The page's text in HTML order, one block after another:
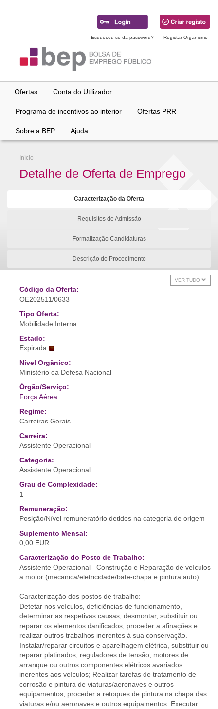
Esqueceu-se da password? Registar Organismo
Ofertas Conta do Utilizador
Programa de incentivos ao interior Ofertas PRR
Sobre a BEP Ajuda
Início
Detalhe de Oferta de Emprego
Caracterização da Oferta
Requisitos de Admissão
Formalização Candidaturas
Descrição do Procedimento
VER TUDO
Código da Oferta:
OE202511/0633
Tipo Oferta:
Mobilidade Interna
Estado:
Expirada
Nível Orgânico:
Ministério da Defesa Nacional
Órgão/Serviço:
Força Aérea
Regime:
Carreiras Gerais
Carreira:
Assistente Operacional
Categoria:
Assistente Operacional
Grau de Complexidade:
1
Remuneração:
Posição/Nível remuneratório detidos na categoria de origem
Suplemento Mensal:
0,00 EUR
Caracterização do Posto de Trabalho:
Assistente Operacional –Construção e Reparação de veículos
a motor (mecânica/eletricidade/bate-chapa e pintura auto)
Caracterização dos postos de trabalho:
Detetar nos veículos, deficiências de funcionamento,
determinar as respetivas causas, desmontar, substituir ou
reparar os elementos danificados, proceder a afinações e
realizar outros trabalhos inerentes à sua conservação.
Instalar/reparar circuitos e aparelhagem elétrica, substituir ou
reparar platinados, reguladores de tensão, motores de
arranque ou outros componentes elétricos avariados
inerentes aos veículos; Realizar tarefas de tratamento de
corrosão e pintura de viaturas/aeronaves e outros
equipamentos, proceder a retoques de pintura na chapa das
viaturas e/ou aeronaves e outros equipamentos. Executar